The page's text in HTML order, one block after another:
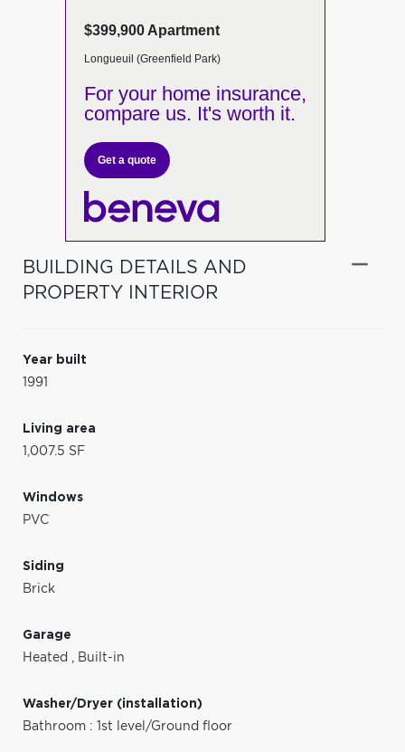
$399,900 Apartment
Longueuil (Greenfield Park)
For your home insurance,
compare us. It's worth it.
Get a quote
BUILDING DETAILS AND
PROPERTY INTERIOR
Year built
1991
Living area
1,007.5 SF
Windows
PVC
Siding
Brick
Garage
Heated , Built-in
Washer/Dryer (installation)
Bathroom : 1st level/Ground floor